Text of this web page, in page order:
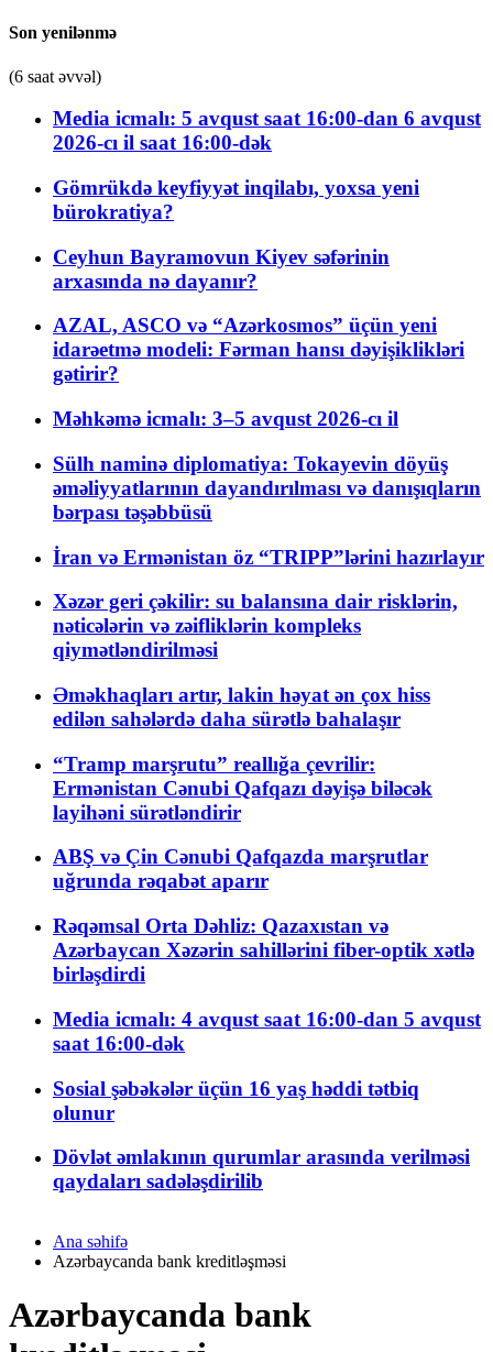
Son yenilənmə
(6 saat əvvəl)
Media icmalı: 5 avqust saat 16:00-dan 6 avqust
2026-cı il saat 16:00-dək
Gömrükdə keyfiyyət inqilabı, yoxsa yeni
bürokratiya?
Ceyhun Bayramovun Kiyev səfərinin
arxasında nə dayanır?
AZAL, ASCO və “Azərkosmos” üçün yeni
idarəetmə modeli: Fərman hansı dəyişiklikləri
gətirir?
Məhkəmə icmalı: 3–5 avqust 2026-cı il
Sülh naminə diplomatiya: Tokayevin döyüş
əməliyyatlarının dayandırılması və danışıqların
bərpası təşəbbüsü
İran və Ermənistan öz “TRIPP”lərini hazırlayır
Xəzər geri çəkilir: su balansına dair risklərin,
nəticələrin və zəifliklərin kompleks
qiymətləndirilməsi
Əməkhaqları artır, lakin həyat ən çox hiss
edilən sahələrdə daha sürətlə bahalaşır
“Tramp marşrutu” reallığa çevrilir:
Ermənistan Cənubi Qafqazı dəyişə biləcək
layihəni sürətləndirir
ABŞ və Çin Cənubi Qafqazda marşrutlar
uğrunda rəqabət aparır
Rəqəmsal Orta Dəhliz: Qazaxıstan və
Azərbaycan Xəzərin sahillərini fiber-optik xətlə
birləşdirdi
Media icmalı: 4 avqust saat 16:00-dan 5 avqust
saat 16:00-dək
Sosial şəbəkələr üçün 16 yaş həddi tətbiq
olunur
Dövlət əmlakının qurumlar arasında verilməsi
qaydaları sadələşdirilib
Ana səhifə
Azərbaycanda bank kreditləşməsi
Azərbaycanda bank